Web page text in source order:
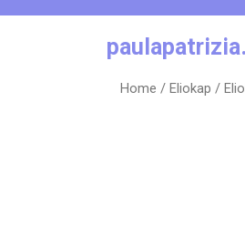
Home / Eliokap /